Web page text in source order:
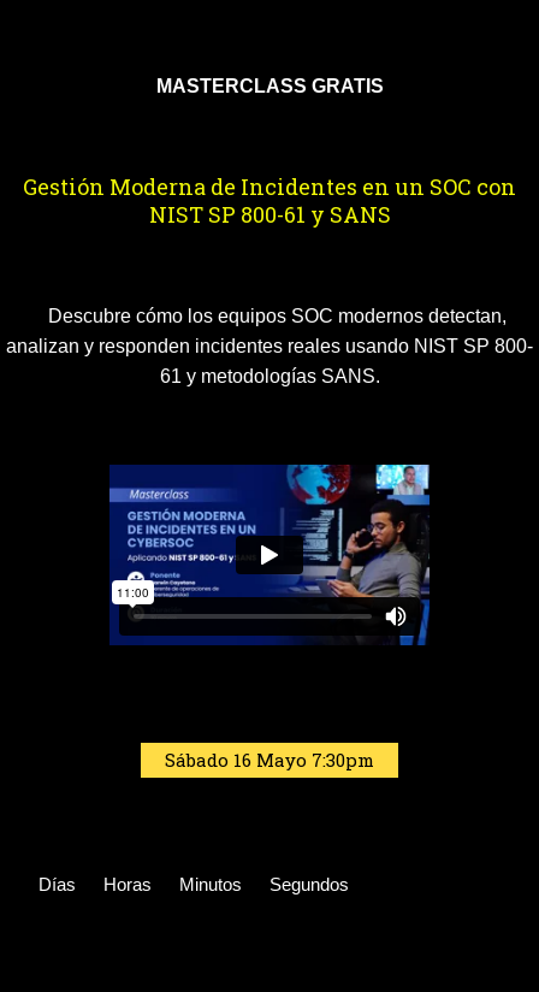
MASTERCLASS GRATIS
Gestión Moderna de Incidentes en un SOC con
NIST SP 800-61 y SANS
Descubre cómo los equipos SOC modernos detectan,
analizan y responden incidentes reales usando NIST SP 800-
61 y metodologías SANS.
Sábado 16 Mayo 7:30pm
Días Horas Minutos Segundos